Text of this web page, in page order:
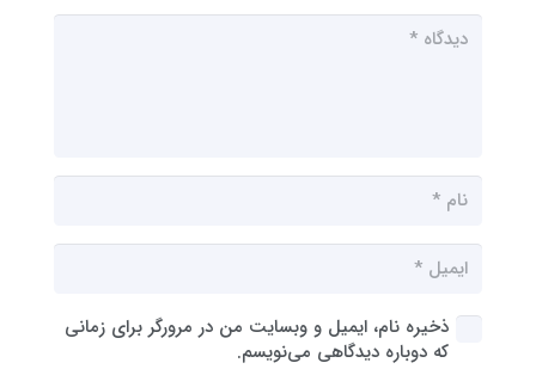
ذخیره نام، ایمیل و وبسایت من در مرورگر برای زمانی
که دوباره دیدگاهی می‌نویسم.